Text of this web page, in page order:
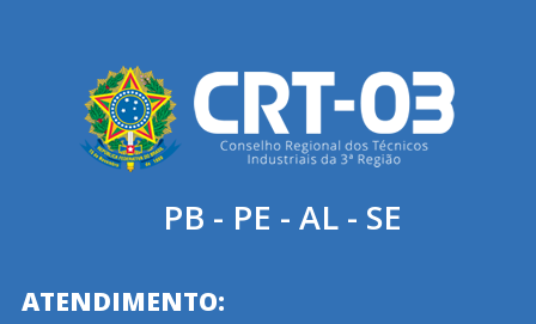
PB - PE - AL - SE
ATENDIMENTO: